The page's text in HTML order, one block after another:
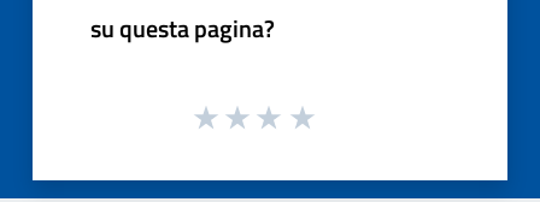
su questa pagina?